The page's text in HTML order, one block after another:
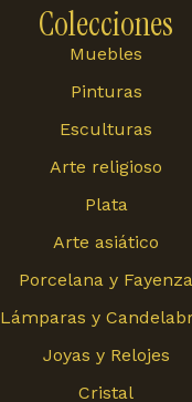
Colecciones
Muebles
Pinturas
Esculturas
Arte religioso
Plata
Arte asiático
Porcelana y Fayenza
Lámparas y
Joyas y Relojes
Cristal